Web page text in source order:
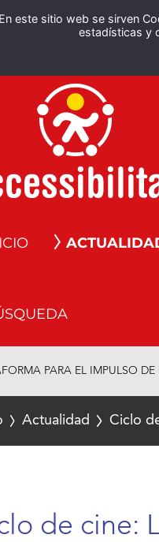
En este sitio web se sirven
estadísticas y
PARA EL IMPULSO
Actualidad Ciclo
de cine: